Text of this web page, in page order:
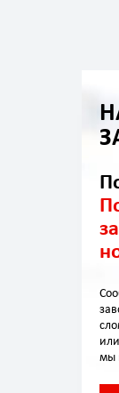
мы